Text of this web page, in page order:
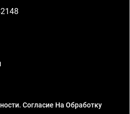
Согласие На Обработку